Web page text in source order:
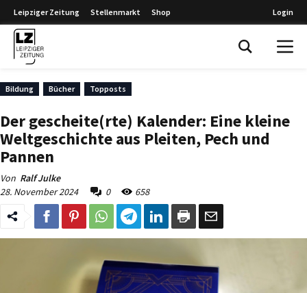
Leipziger Zeitung Stellenmarkt Shop Login
Bildung Bücher Topposts
Der gescheite(rte) Kalender: Eine kleine
Weltgeschichte aus Pleiten, Pech und
Pannen
Von Ralf Julke
28. November 2024
0 658